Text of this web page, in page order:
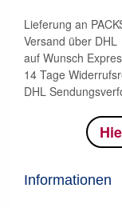
Lieferung an
Versand über DHL
auf Wunsch
14 Tage
DHL
Informationen